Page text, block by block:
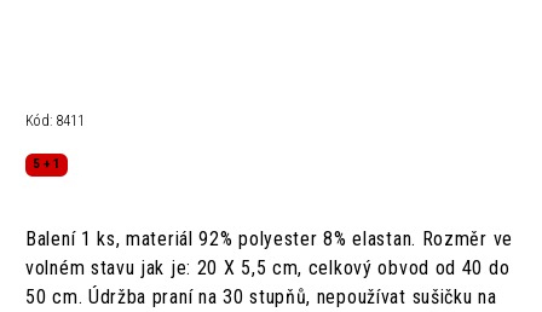
Kód: 8411
5 + 1
Balení 1 ks, materiál 92% polyester 8% elastan. Rozměr ve
volném stavu jak je: 20 X 5,5 cm, celkový obvod od 40 do
50 cm. Údržba praní na 30 stupňů, nepoužívat sušičku na